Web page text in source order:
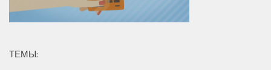
ТЕМЫ: